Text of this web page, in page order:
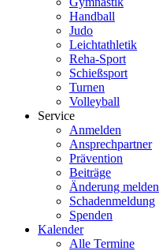
Handball
Judo
Leichtathletik
Reha-Sport
Schießsport
Turnen
Volleyball
Service
Anmelden
Ansprechpartner
Prävention
Beiträge
Änderung melden
Schadenmeldung
Spenden
Kalender
Alle Termine